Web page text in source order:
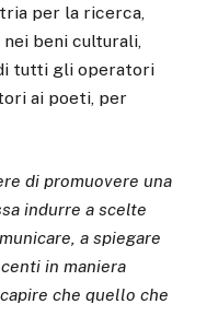
per la ricerca,
beni culturali,
tutti gli operatori
ai poeti, per
di promuovere una
indurre a scelte
a spiegare
in maniera
che quello che